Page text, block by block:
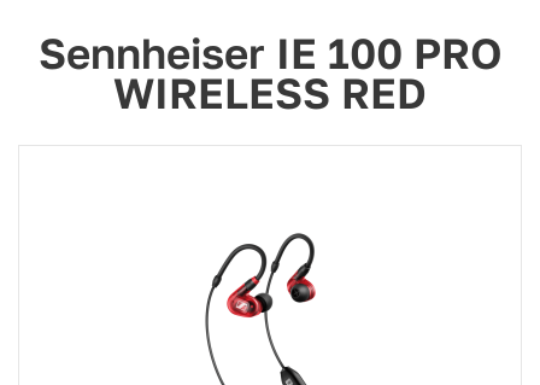
Sennheiser IE 100 PRO
WIRELESS RED